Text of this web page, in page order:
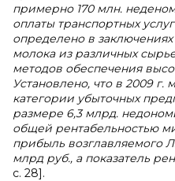
примерно 170 млн.
оплаты транспортных
определено в
молока из различных
методов обеспечения
Установлено, что в 2009 г.
категории убыточных
размере 6,3 млрд.
общей рентабельностью
прибыль возглавляемого
млрд руб., а показатель
с. 28].